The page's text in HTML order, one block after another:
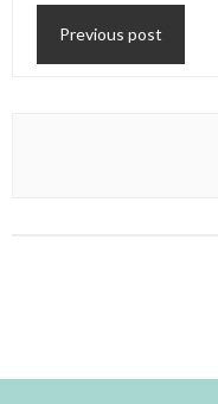
Previous post